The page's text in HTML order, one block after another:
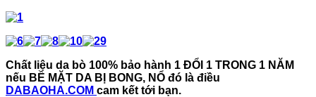
Chất liệu da bò 100% bảo hành 1 ĐỔI 1 TRONG 1 NĂM
nếu BỀ MẶT DA BỊ BONG, NỔ đó là điều
DABAOHA.COM cam kết tới bạn.